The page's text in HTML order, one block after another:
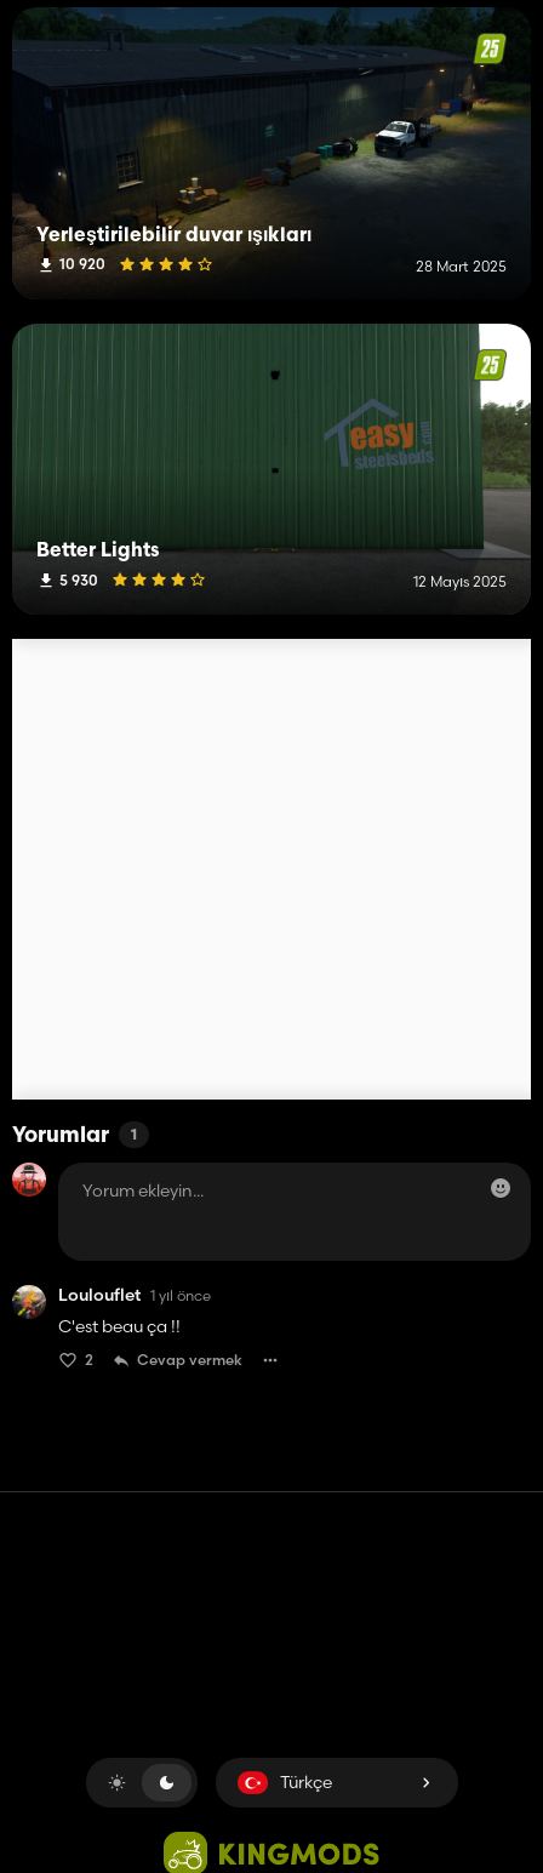
Yerleştirilebilir duvar ışıkları
10 920 28 Mart 2025
Better Lights
5 930 12 Mayıs 2025
Yorumlar 1
Loulouflet 1 yıl önce
C'est beau ça !!
2 Cevap vermek
Türkçe